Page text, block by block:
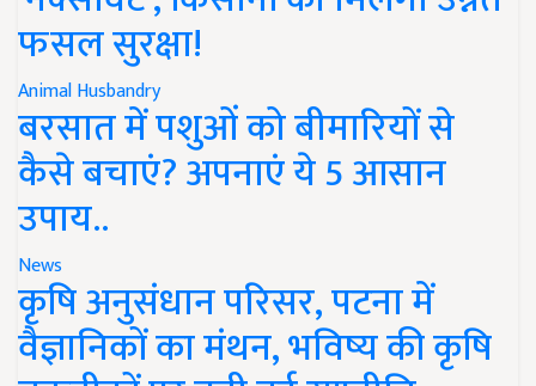
फसल सुरक्षा!
Animal Husbandry
बरसात में पशुओं को बीमारियों से
कैसे बचाएं? अपनाएं ये 5 आसान
उपाय..
News
कृषि अनुसंधान परिसर, पटना में
वैज्ञानिकों का मंथन, भविष्य की कृषि